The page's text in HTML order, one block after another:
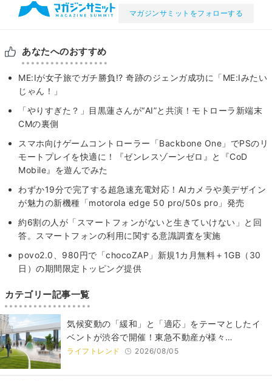
マガジンサミットをフォローする
あなたへのおすすめ
ME:Iが女子旅でガチ勝負!? 奇跡のジェンガ成功に「ME:Iみたい
じゃん！」
「やりすぎた？」目黒蓮さんが“AI”と共演！モトローラ新端末
CMの裏側
スマホ向けゲームコントローラー「Backbone One」でPSのリ
モートプレイを快適に！『ゼンレスゾーンゼロ』と『CoD
Mobile』を遊んでみた
わずか19分で完了する超急速充電対応！AIカメラや美デザイン
が魅力の新機種「motorola edge 50 pro/50s pro」発売
約6割の人が「スマートフォンがないと生きていけない」と回
答。スマートフォンの利用に関する意識調査を実施
povo2.0、980円で「chocoZAP」新規1カ月無料＋1GB（30
日）の期間限定トッピング提供
カテゴリー記事一覧
気候変動の「緩和」と「適応」をテーマとしたイ
ベントが渋谷で開催！東急不動産が様々…
ライフトレンド 2026/08/05